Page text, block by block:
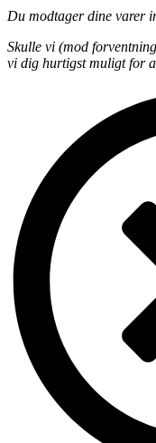
Du modtager dine varer
Skulle vi (mod
vi dig hurtigst muligt for